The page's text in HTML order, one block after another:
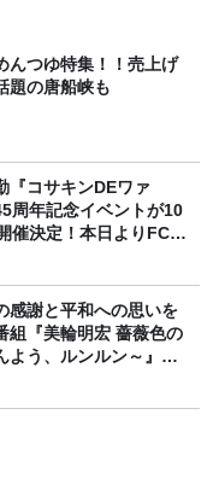
んつゆ特集！！売上げ
題の唐船峡も
『コサキンDEワァ
周年記念イベントが10
催決定！本日よりFC先
感謝と平和への思いを
組『美輪明宏 薔薇色の
よう、ルンルン～』